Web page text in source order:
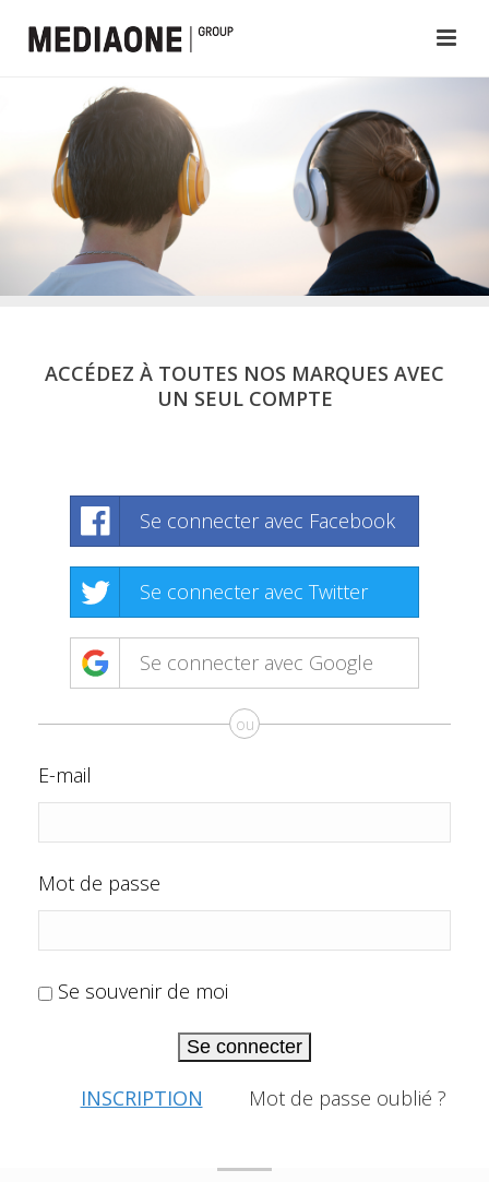
ACCÉDEZ À TOUTES NOS MARQUES AVEC
UN SEUL COMPTE
Se connecter avec Facebook
Se connecter avec Twitter
Se connecter avec Google
ou
E-mail
Mot de passe
Se souvenir de moi
Se connecter
INSCRIPTION Mot de passe oublié ?